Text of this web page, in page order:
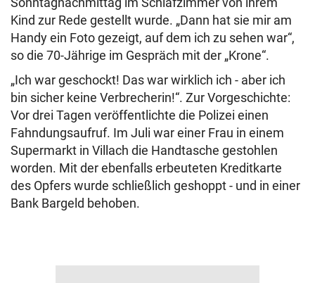
Kind zur Rede gestellt wurde. „Dann hat sie mir am
Handy ein Foto gezeigt, auf dem ich zu sehen war“,
so die 70-Jährige im Gespräch mit der „Krone“.
„Ich war geschockt! Das war wirklich ich - aber ich
bin sicher keine Verbrecherin!“. Zur Vorgeschichte:
Vor drei Tagen veröffentlichte die Polizei einen
Fahndungsaufruf. Im Juli war einer Frau in einem
Supermarkt in Villach die Handtasche gestohlen
worden. Mit der ebenfalls erbeuteten Kreditkarte
des Opfers wurde schließlich geshoppt - und in einer
Bank Bargeld behoben.